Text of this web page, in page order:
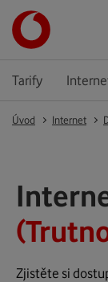
Tarify
Úvod Internet
Zjistěte si